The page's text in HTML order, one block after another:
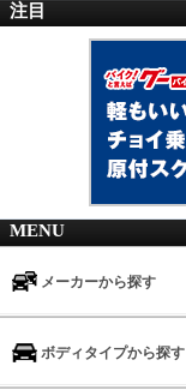
注目
MENU
メーカーから探す
ボディタイプから探す